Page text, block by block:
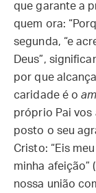
que garante a
quem ora:
segunda, “e
Deus”,
por que
caridade é o
próprio Pai vos
posto o seu
Cristo: “Eis
minha afeição” (
nossa união